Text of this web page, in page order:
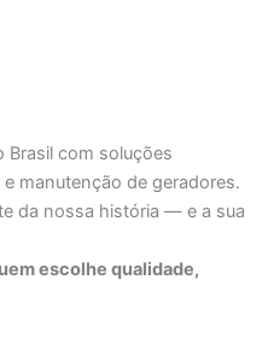
com soluções
manutenção de geradores.
da nossa história — e a sua
escolhe qualidade,